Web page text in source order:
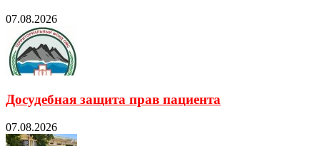
07.08.2026
Досудебная защита прав пациента
07.08.2026